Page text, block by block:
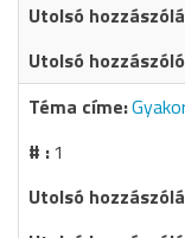
1